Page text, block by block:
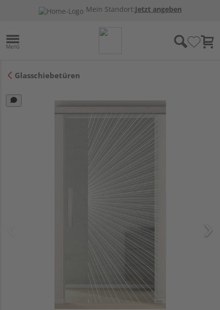
Mein Standort:Jetzt angeben
Glasschiebetüren